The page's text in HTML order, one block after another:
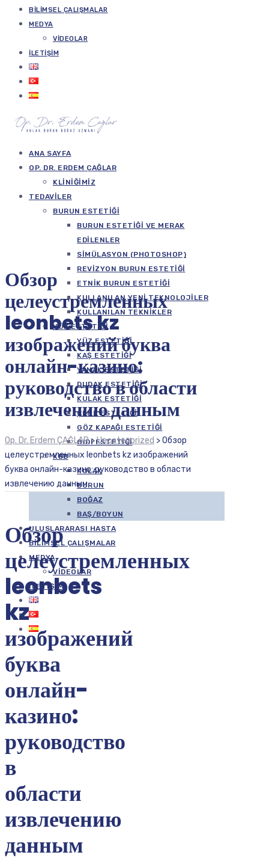
BILIMSEL ÇALIŞMALAR
MEDYA
VIDEOLAR
İLETIŞIM
ANA SAYFA
OP. DR. ERDEM ÇAĞLAR
KLINIĞIMIZ
TEDAVILER
BURUN ESTETIĞI
BURUN ESTETIĞI VE MERAK
EDILENLER
SIMÜLASYON (PHOTOSHOP)
REVIZYON BURUN ESTETIĞI
ETNIK BURUN ESTETIĞI
KULLANILAN YENI TEKNOLOJILER
KULLANILAN TEKNIKLER
YÜZ ESTETIĞI
YÜZ ESTETIĞI
KAŞ ESTETIĞI
YANAK ESTETIĞI
DUDAK ESTETIĞI
KULAK ESTETIĞI
ÇENE ESTETIĞI
GÖZ KAPAĞI ESTETIĞI
GIDI ESTETIĞI
KBB
KULAK
BURUN
BOĞAZ
BAŞ/BOYUN
ULUSLARARASI HASTA
BILIMSEL ÇALIŞMALAR
MEDYA
VIDEOLAR
İLETIŞIM
Обзор
целеустремленных
leonbets kz
изображений буква
онлайн-казино:
руководство в области
извлечению данным
Op. Dr. Erdem ÇAĞLAR>Uncategorized >Обзор
целеустремленных leonbets kz изображений
буква онлайн-казино: руководство в области
извлечению данным
Обзор
целеустремленных
leonbets
kz
изображений
буква
онлайн-
казино:
руководство
в
области
извлечению
данным